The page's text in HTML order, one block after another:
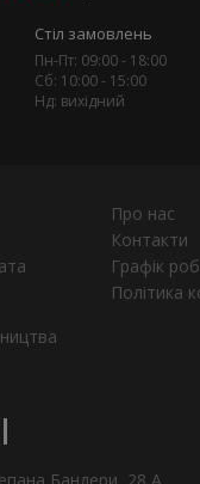
Стіл замовлень
Пн-Пт: 09:00 - 18:00
Сб: 10:00 - 15:00
Нд: вихідний
Про нас
Контакти
Графік
Політика